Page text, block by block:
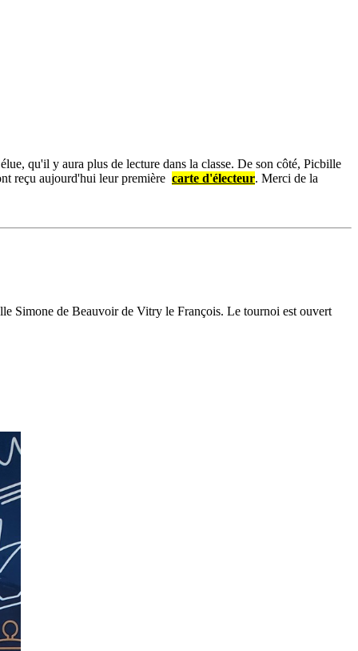
qu'il y aura plus de lecture dans la classe. De son côté, Picbille
reçu aujourd'hui leur première carte d'électeur. Merci de la
Simone de Beauvoir de Vitry le François. Le tournoi est ouvert